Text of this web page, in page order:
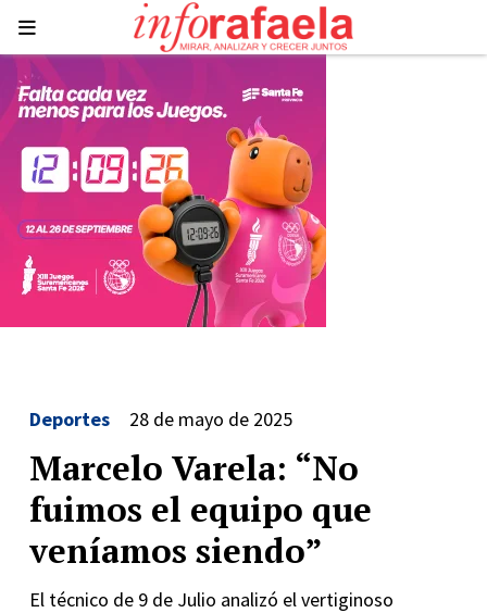
Marcelo Varela: “No
fuimos el equipo que
veníamos siendo”
El técnico de 9 de Julio analizó el vertiginoso
Deportes 28 de mayo de 2025